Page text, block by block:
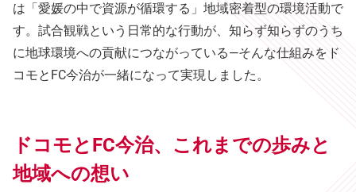
は「愛媛の中で資源が循環する」地域密着型の環境活動で
す。試合観戦という日常的な行動が、知らず知らずのうち
に地球環境への貢献につながっている—そんな仕組みをド
コモとFC今治が一緒になって実現しました。
ドコモとFC今治、これまでの歩みと
地域への想い